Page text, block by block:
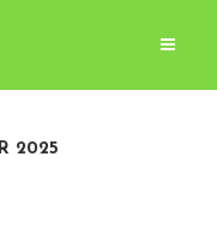
2025